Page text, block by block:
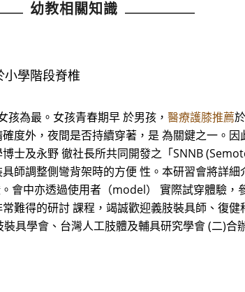
幼教相關知識
小學階段脊椎
為最。女孩青春期早 於男孩， 醫療護膝推薦
度外，夜間是否持續穿著，是 為關鍵之一。
士及永野 徹社長所共同開發之「SNNB
師調整側彎背架時的方便 性。本研習會將詳
會中亦透過使用者（model） 實際試穿體驗，
難得的研討 課程，竭誠歡迎義肢裝具師、復
具學會、台灣人工肢體及輔具研究學會 (二)合